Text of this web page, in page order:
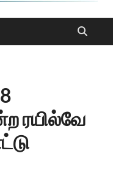
ரயில்வே